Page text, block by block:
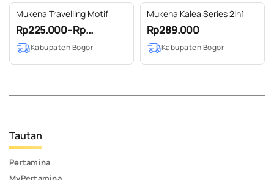
Mukena Travelling Motif
Rp225.000 - Rp...
Kabupaten Bogor
Mukena Kalea Series 2in1
Rp289.000
Kabupaten Bogor
Tautan
Pertamina